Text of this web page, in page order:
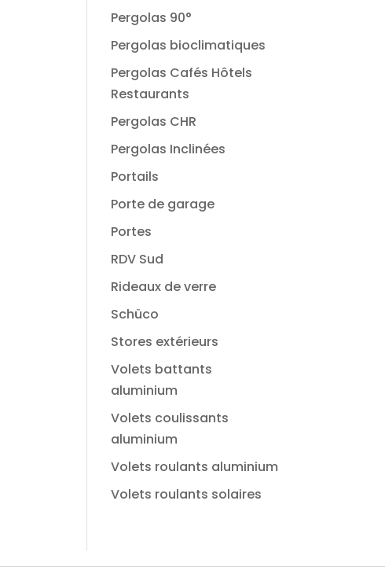
Pergolas 90°
Pergolas bioclimatiques
Pergolas Cafés Hôtels
Restaurants
Pergolas CHR
Pergolas Inclinées
Portails
Porte de garage
Portes
RDV Sud
Rideaux de verre
Schüco
Stores extérieurs
Volets battants
aluminium
Volets coulissants
aluminium
Volets roulants aluminium
Volets roulants solaires